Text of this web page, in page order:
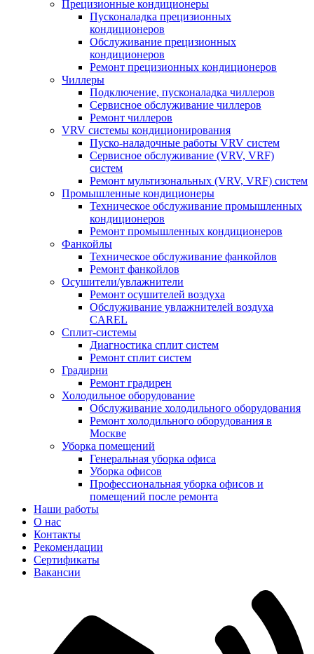
Прецизионные кондиционеры
Пусконаладка прецизионных
кондиционеров
Обслуживание прецизионных
кондиционеров
Ремонт прецизионных кондиционеров
Чиллеры
Подключение, пусконаладка чиллеров
Сервисное обслуживание чиллеров
Ремонт чиллеров
VRV системы кондиционирования
Пуско-наладочные работы VRV систем
Сервисное обслуживание (VRV, VRF)
систем
Ремонт мультизональных (VRV, VRF) систем
Промышленные кондиционеры
Техническое обслуживание промышленных
кондиционеров
Ремонт промышленных кондиционеров
Фанкойлы
Техническое обслуживание фанкойлов
Ремонт фанкойлов
Осушители/увлажнители
Ремонт осушителей воздуха
Обслуживание увлажнителей воздуха
CAREL
Сплит-системы
Диагностика сплит систем
Ремонт сплит систем
Градирни
Ремонт градирен
Холодильное оборудование
Обслуживание холодильного оборудования
Ремонт холодильного оборудования в
Москве
Уборка помещений
Генеральная уборка офиса
Уборка офисов
Профессиональная уборка офисов и
помещений после ремонта
Наши работы
О нас
Контакты
Рекомендации
Сертификаты
Вакансии